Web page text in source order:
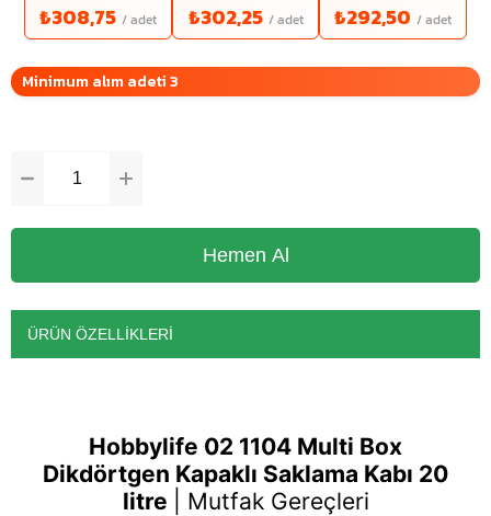
₺308,75 ₺302,25 ₺292,50
Minimum alım adeti 3
ÜRÜN ÖZELLIKLERI
Hobbylife 02 1104 Multi Box
Dikdörtgen Kapaklı Saklama Kabı 20
litre
Mutfak Gereçleri